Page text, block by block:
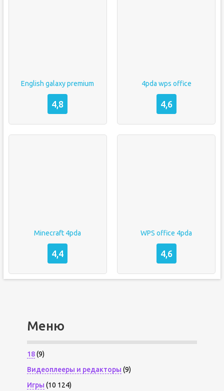
English galaxy premium
4,8
4pda wps office
4,6
Minecraft 4pda
4,4
WPS office 4pda
4,6
Меню
18(9)
Видеоплееры и редакторы (9)
Игры (10 124)